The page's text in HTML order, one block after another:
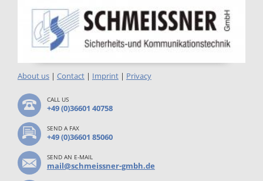
About us| Contact| Imprint| Privacy
CALL US
+49 (0)36601 40758
SEND A FAX
+49 (0)36601 85060
SEND AN E-MAIL
mail@schmeissner-gmbh.de